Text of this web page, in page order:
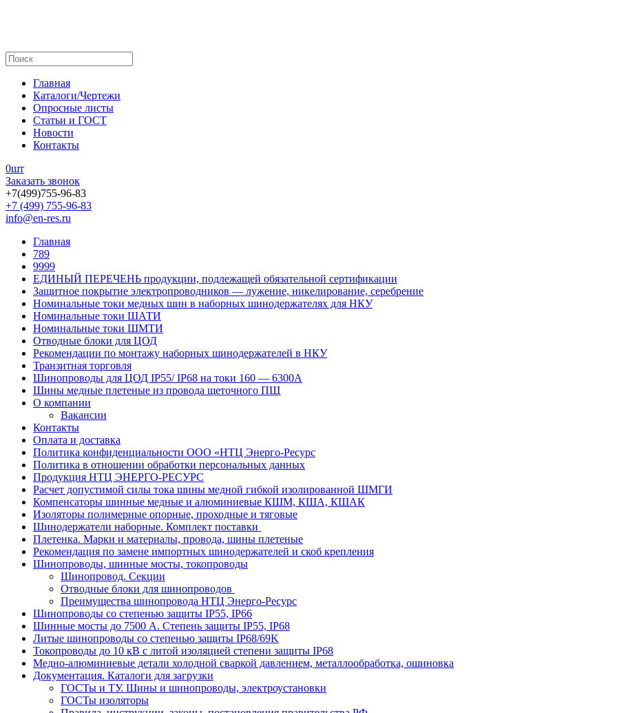
Главная
Каталоги/Чертежи
Опросные листы
Статьи и ГОСТ
Новости
Контакты
0шт
Заказать звонок
+7(499)755-96-83
+7 (499) 755-96-83
info@en-res.ru
Главная
789
9999
ЕДИНЫЙ ПЕРЕЧЕНЬ продукции, подлежащей обязательной сертификации
Защитное покрытие электропроводников — лужение, никелирование, серебрение
Номинальные токи медных шин в наборных шинодержателях для НКУ
Номинальные токи ШАТИ
Номинальные токи ШМТИ
Отводные блоки для ЦОД
Рекомендации по монтажу наборных шинодержателей в НКУ
Транзитная торговля
Шинопроводы для ЦОД IP55/ IP68 на токи 160 — 6300А
Шины медные плетеные из провода щеточного ПЩ
О компании
Вакансии
Контакты
Оплата и доставка
Политика конфиденциальности ООО «НТЦ Энерго-Ресурс
Политика в отношении обработки персональных данных
Продукция НТЦ ЭНЕРГО-РЕСУРС
Расчет допустимой силы тока шины медной гибкой изолированной ШМГИ
Компенсаторы шинные медные и алюминиевые КШМ, КША, КШАК
Изоляторы полимерные опорные, проходные и тяговые
Шинодержатели наборные. Комплект поставки
Плетенка. Марки и материалы, провода, шины плетеные
Рекомендация по замене импортных шинодержателей и скоб крепления
Шинопроводы, шинные мосты, токопроводы
Шинопровод. Секции
Отводные блоки для шинопроводов
Преимущества шинопровода НТЦ Энерго-Ресурс
Шинопроводы со степенью защиты IP55, IP66
Шинные мосты до 7500 А. Степень защиты IP55, IP68
Литые шинопроводы со степенью защиты IP68/69K
Токопроводы до 10 кВ с литой изоляцией степени защиты IP68
Медно-алюминиевые детали холодной сваркой давлением, металлообработка, ошиновка
Документация. Каталоги для загрузки
ГОСТы и ТУ. Шины и шинопроводы, электроустановки
ГОСТы изоляторы